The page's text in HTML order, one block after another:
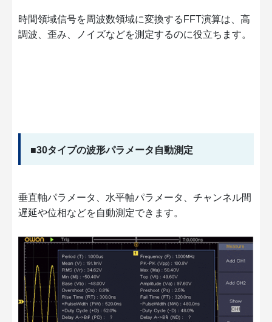
時間領域信号を周波数領域に変換するFFT演算は、高
調波、歪み、ノイズなどを測定するのに役立ちます。
■30タイプの波形パラメータ自動測定
垂直軸パラメータ、水平軸パラメータ、チャンネル間
遅延や位相などを自動測定できます。